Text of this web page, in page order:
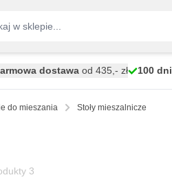
dostawa od 435,- zł 100 dni
do mieszania Stoły mieszalnicze
3